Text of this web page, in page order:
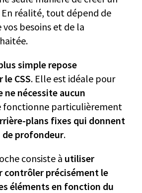
réalité, tout dépend de
besoins et de la
simple repose
CSS. Elle est idéale pour
ne nécessite aucun
fonctionne particulièrement
plans fixes qui donnent
de profondeur.
consiste à utiliser
contrôler précisément le
éléments en fonction du